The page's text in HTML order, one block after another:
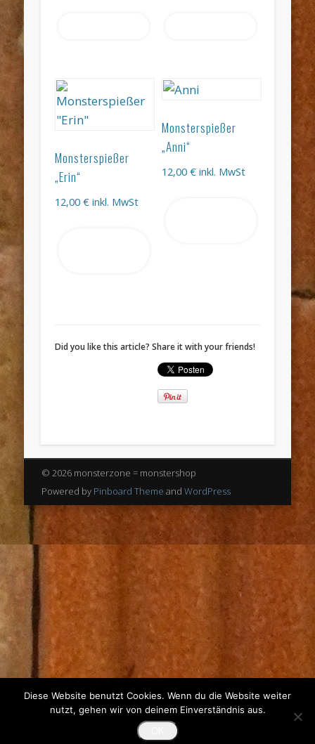
Monsterspießer
„Erin“
12,00€ inkl. MwSt
Monsterspießer
„Anni“
12,00 € inkl. MwSt
Did you like this article? Share it with your friends!
© 2026 monsterzone = monstershop
Powered by Pinboard Theme and WordPress
Diese Website benutzt Cookies. Wenn du die Website weiter
nutzt, gehen wir von deinem Einverständnis aus.